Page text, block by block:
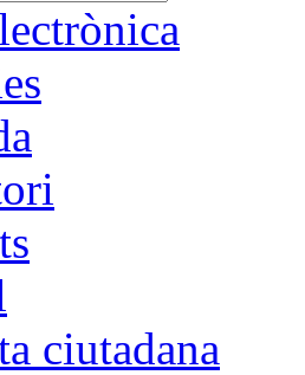
ciutadana